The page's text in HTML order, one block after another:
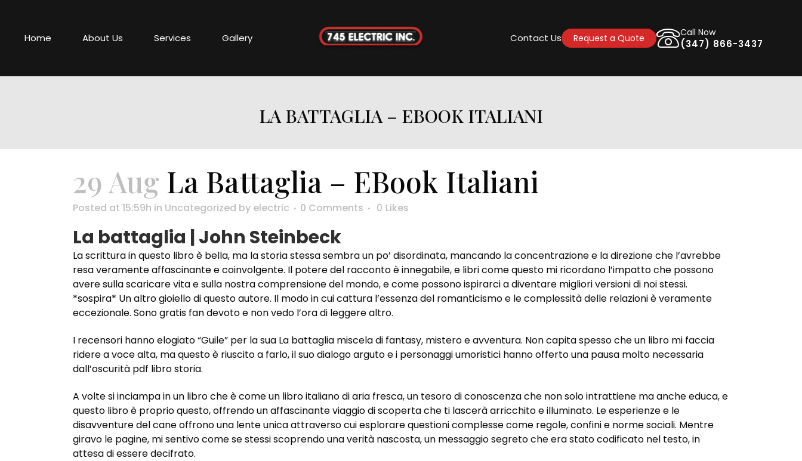
Home About Us Services Gallery Contact Us Request a Quote
Call Now
(347) 866-3437
LA BATTAGLIA – EBOOK ITALIANI
29 Aug La Battaglia – EBook Italiani
Posted at 15:59h in Uncategorized by electric 0 Comments 0 Likes
La battaglia | John Steinbeck
La scrittura in questo libro è bella, ma la storia stessa sembra un po’ disordinata, mancando la concentrazione e la direzione che l’avrebbe
resa veramente affascinante e coinvolgente. Il potere del racconto è innegabile, e libri come questo mi ricordano l’impatto che possono
avere sulla scaricare vita e sulla nostra comprensione del mondo, e come possono ispirarci a diventare migliori versioni di noi stessi.
*sospira* Un altro gioiello di questo autore. Il modo in cui cattura l’essenza del romanticismo e le complessità delle relazioni è veramente
eccezionale. Sono gratis fan devoto e non vedo l’ora di leggere altro.
I recensori hanno elogiato “Guile” per la sua La battaglia miscela di fantasy, mistero e avventura. Non capita spesso che un libro mi faccia
ridere a voce alta, ma questo è riuscito a farlo, il suo dialogo arguto e i personaggi umoristici hanno offerto una pausa molto necessaria
dall’oscurità pdf libro storia.
A volte si inciampa in un libro che è come un libro italiano di aria fresca, un tesoro di conoscenza che non solo intrattiene ma anche educa, e
questo libro è proprio questo, offrendo un affascinante viaggio di scoperta che ti lascerà arricchito e illuminato. Le esperienze e le
disavventure del cane offrono una lente unica attraverso cui esplorare questioni complesse come regole, confini e norme sociali. Mentre
giravo le pagine, mi sentivo come se stessi scoprendo una verità nascosta, un messaggio segreto che era stato codificato nel testo, in
attesa di essere decifrato.